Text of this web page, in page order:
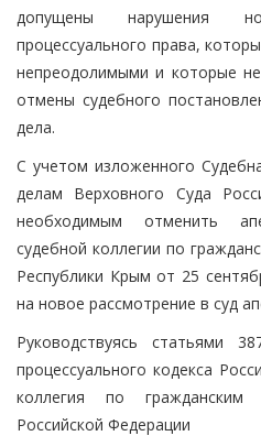
допущены нарушения
процессуального права,
непреодолимыми и которые
отмены судебного
дела.
С учетом изложенного
делам Верховного Суда
необходимым отменить
судебной коллегии по
Республики Крым от 25
на новое рассмотрение в суд
Руководствуясь статьями
процессуального кодекса
коллегия по
Российской Федерации